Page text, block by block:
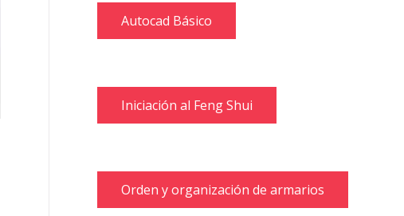
Autocad Básico
Iniciación al Feng Shui
Orden y organización de armarios